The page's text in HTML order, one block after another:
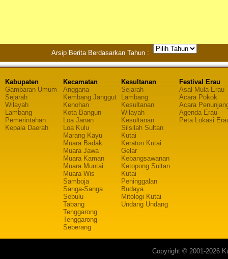
Arsip Berita Berdasarkan Tahun :
Kabupaten
Gambaran Umum
Sejarah
Wilayah
Lambang
Pemerintahan
Kepala Daerah
Kecamatan
Anggana
Kembang Janggut
Kenohan
Kota Bangun
Loa Janan
Loa Kulu
Marang Kayu
Muara Badak
Muara Jawa
Muara Kaman
Muara Muntai
Muara Wis
Samboja
Sanga-Sanga
Sebulu
Tabang
Tenggarong
Tenggarong
Seberang
Kesultanan
Sejarah
Lambang
Kesultanan
Wilayah
Kesultanan
Silsilah Sultan
Kutai
Keraton Kutai
Gelar
Kebangsawanan
Ketopong Sultan
Kutai
Peninggalan
Budaya
Mitologi Kutai
Undang Undang
Festival Erau
Asal Mula Erau
Acara Pokok
Acara
Agenda Erau
Peta Lokasi
Copyright © 2001-2026